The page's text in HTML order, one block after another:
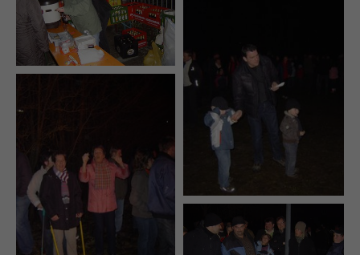
Aenean commodo ligula eget dolor. Aenean
massa. Cum sociis natoque penatibus et magnis
dis parturient montes, nascetur ridiculus mus.
Donec quam felis, ultricies nec.